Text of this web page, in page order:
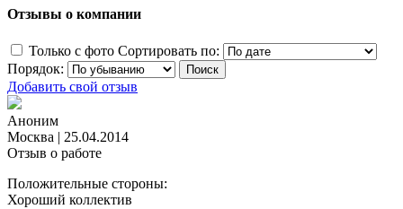
Отзывы о компании
Только с фото Сортировать по:
Порядок:
Добавить свой отзыв
Аноним
Москва | 25.04.2014
Отзыв о работе
Положительные стороны:
Хороший коллектив